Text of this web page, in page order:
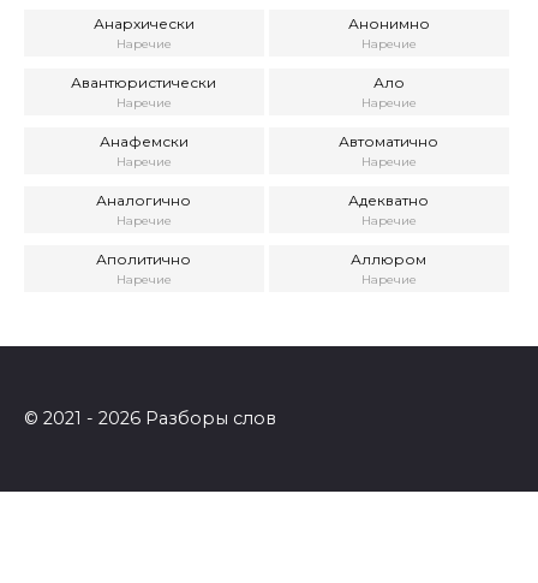
Анархически
Наречие
Анонимно
Наречие
Авантюристически
Наречие
Ало
Наречие
Анафемски
Наречие
Автоматично
Наречие
Аналогично
Наречие
Адекватно
Наречие
Аполитично
Наречие
Аллюром
Наречие
© 2021 - 2026 Разборы слов